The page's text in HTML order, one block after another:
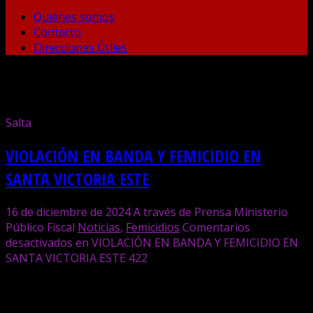
Quiénes somos
Contacto
Direcciones Útiles
Salta
VIOLACIÓN EN BANDA Y FEMICIDIO EN
SANTA VICTORIA ESTE
16 de diciembre de 2024A través de Prensa Ministerio
Público Fiscal Noticias, Femicidios Comentarios
desactivados en VIOLACIÓN EN BANDA Y FEMICIDIO EN
SANTA VICTORIA ESTE 422